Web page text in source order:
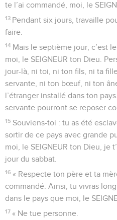
te l’ai commandé, moi, le
13 Pendant six jours, travaille
faire.
14 Mais le septième jour, c’est
moi, le SEIGNEUR ton Dieu.
jour-là, ni toi, ni ton fils, ni ta
servante, ni ton bœuf, ni ton
l’étranger installé dans ton
servante pourront se reposer
15 Souviens-toi : tu as été
sortir de ce pays avec grande
moi, le SEIGNEUR ton Dieu, je
jour du sabbat.
16 « Respecte ton père et ta
commandé. Ainsi, tu vivras
dans le pays que moi, le
17 « Ne tue personne.